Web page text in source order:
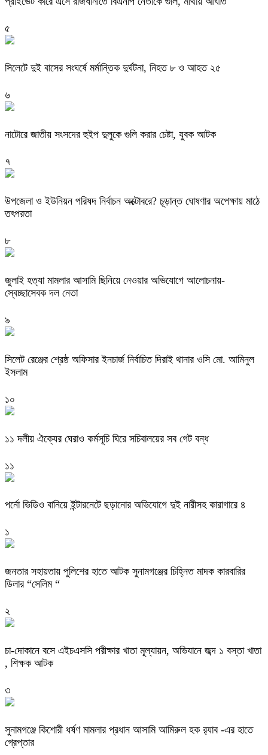
৫
সিলেটে দুই বাসের সংঘর্ষে মর্মান্তিক দুর্ঘটনা, নিহত ৮ ও আহত ২৫
৬
নাটোরে জাতীয় সংসদের হুইপ দুলুকে গুলি করার চেষ্টা, যুবক আটক
৭
উপজেলা ও ইউনিয়ন পরিষদ নির্বাচন অক্টোবরে? চূড়ান্ত ঘোষণার অপেক্ষায় মাঠে
তৎপরতা
৮
জুলাই হত্যা মামলার আসামি ছিনিয়ে নেওয়ার অভিযোগে আলোচনায়-
স্বেচ্ছাসেবক দল নেতা
৯
‎সিলেট রেঞ্জের শ্রেষ্ঠ অফিসার ইনচার্জ নির্বাচিত দিরাই থানার ওসি মো. আমিনুল
ইসলাম
১০
‎১১ দলীয় ঐক্যের ঘেরাও কর্মসূচি ঘিরে সচিবালয়ের সব গেট বন্ধ
১১
পর্নো ভিডিও বানিয়ে ইন্টারনেটে ছড়ানোর অভিযোগে দুই নারীসহ কারাগারে ৪
১
জনতার সহায়তায় পুলিশের হাতে আটক সুনামগঞ্জের চিহ্নিত মাদক কারবারির
ডিলার “সেলিম “
২
চা-দোকানে বসে এইচএসসি পরীক্ষার খাতা মূল্যায়ন, অভিযানে জব্দ ১ বস্তা খাতা
, শিক্ষক আটক
৩
‎সুনামগঞ্জে কিশোরী ধর্ষণ মামলার প্রধান আসামি আমিরুল হক র‌্যাব -এর হাতে
গ্রেপ্তার